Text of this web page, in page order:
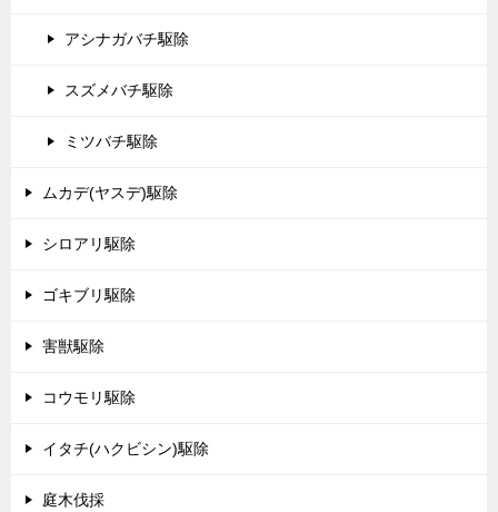
アシナガバチ駆除
スズメバチ駆除
ミツバチ駆除
ムカデ(ヤスデ)駆除
シロアリ駆除
ゴキブリ駆除
害獣駆除
コウモリ駆除
イタチ(ハクビシン)駆除
庭木伐採